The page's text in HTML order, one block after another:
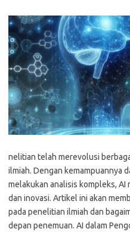
nelitian telah merevolusi
ilmiah. Dengan kemampuannya
melakukan analisis kompleks,
dan inovasi. Artikel ini akan
pada penelitian ilmiah dan
depan penemuan. AI dalam